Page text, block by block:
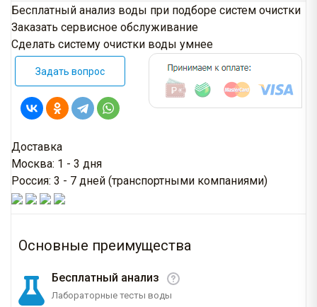
Бесплатный анализ воды при подборе систем очистки
Заказать сервисное обслуживание
Сделать систему очистки воды умнее
Задать вопрос
Доставка
Москва: 1 - 3 дня
Россия: 3 - 7 дней (транспортными компаниями)
Основные преимущества
Бесплатный анализ
Лабораторные тесты воды